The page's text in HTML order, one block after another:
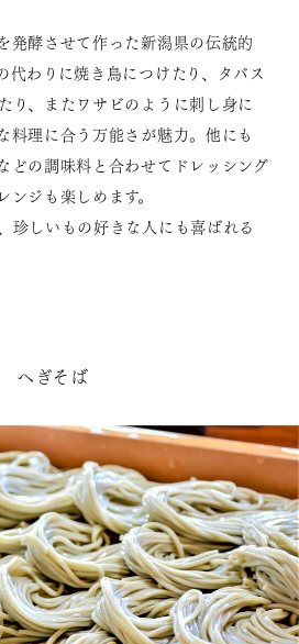
発酵させて作った新潟県の伝統的
代わりに焼き鳥につけたり、タバス
り、またワサビのように刺し身に
料理に合う万能さが魅力。他にも
どの調味料と合わせてドレッシング
ンジも楽しめます。
珍しいもの好きな人にも喜ばれる
へぎそば